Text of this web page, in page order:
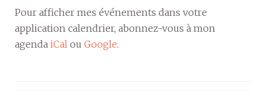
Pour afficher mes événements dans votre
application calendrier, abonnez-vous à mon
agenda iCal ou Google.